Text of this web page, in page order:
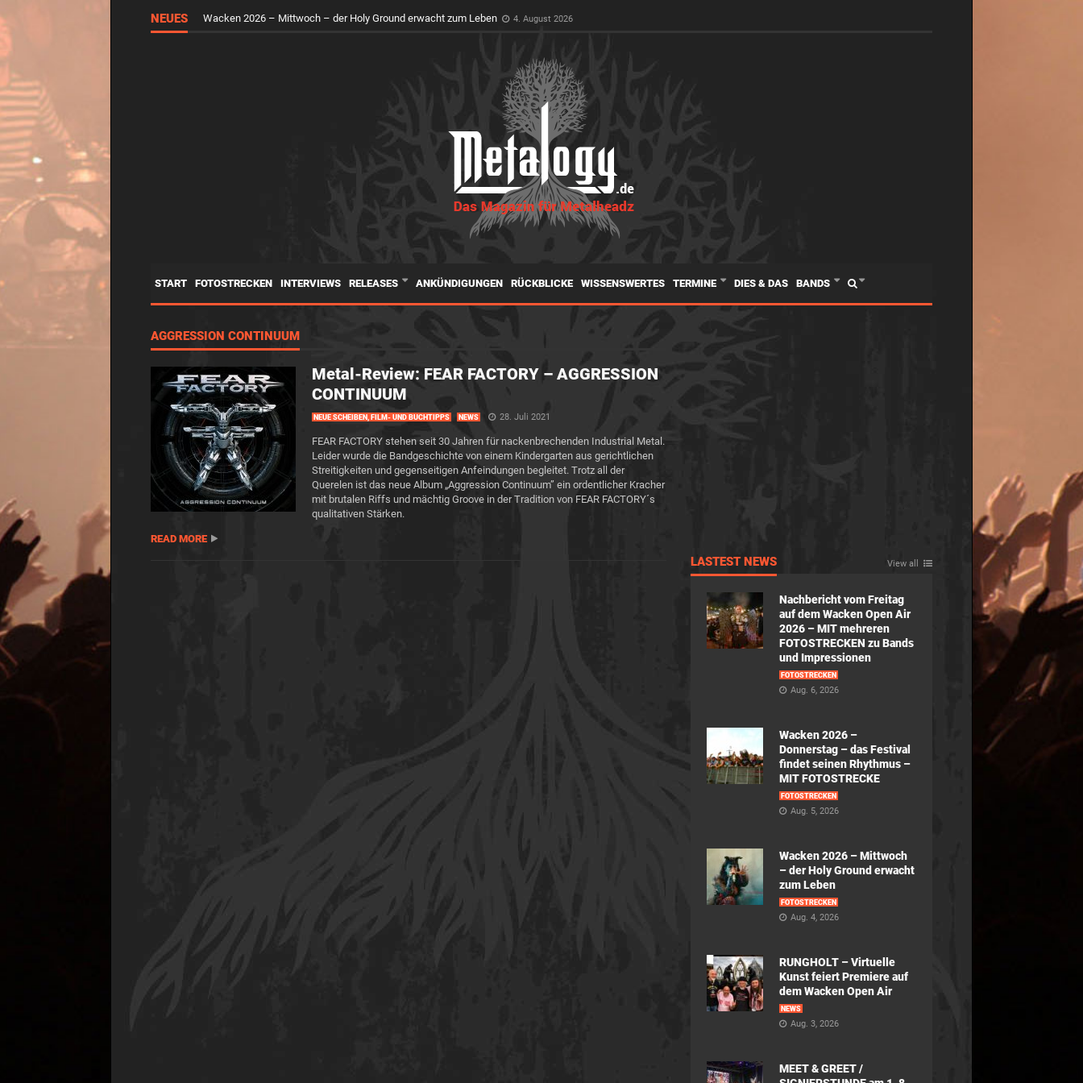
NEUES Wacken 2026 – Mittwoch – der Holy Ground erwacht zum Leben 4. August 2026
START FOTOSTRECKEN INTERVIEWS RELEASES ANKÜNDIGUNGEN RÜCKBLICKE WISSENSWERTES TERMINE DIES & DAS BANDS
AGGRESSION CONTINUUM
Metal-Review: FEAR FACTORY – AGGRESSION
CONTINUUM
NEUE SCHEIBEN, FILM- UND BUCHTIPPS NEWS 28. Juli 2021
FEAR FACTORY stehen seit 30 Jahren für nackenbrechenden Industrial Metal.
Leider wurde die Bandgeschichte von einem Kindergarten aus gerichtlichen
Streitigkeiten und gegenseitigen Anfeindungen begleitet. Trotz all der
Querelen ist das neue Album „Aggression Continuum” ein ordentlicher Kracher
mit brutalen Riffs und mächtig Groove in der Tradition von FEAR FACTORY´s
qualitativen Stärken.
READ MORE
LASTEST NEWS View all
Nachbericht vom Freitag
auf dem Wacken Open Air
2026 – MIT mehreren
FOTOSTRECKEN zu Bands
und Impressionen
FOTOSTRECKEN
Aug. 6, 2026
Wacken 2026 –
Donnerstag – das Festival
findet seinen Rhythmus –
MIT FOTOSTRECKE
FOTOSTRECKEN
Aug. 5, 2026
Wacken 2026 – Mittwoch
– der Holy Ground erwacht
zum Leben
FOTOSTRECKEN
Aug. 4, 2026
RUNGHOLT – Virtuelle
Kunst feiert Premiere auf
dem Wacken Open Air
NEWS
Aug. 3, 2026
MEET & GREET /